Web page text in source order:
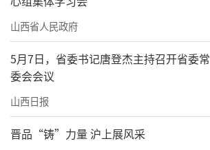
山西省人民政府
5月7日，省委书记唐登杰主持召开省委常
委会会议
山西日报
晋品“铸”力量 沪上展风采